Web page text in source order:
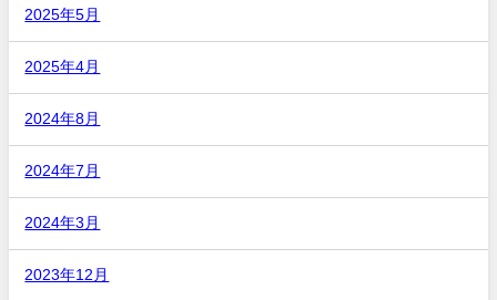
2025年5月
2025年4月
2024年8月
2024年7月
2024年3月
2023年12月